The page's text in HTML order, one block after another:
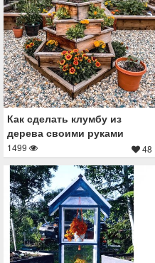
Как сделать клумбу из
дерева своими руками
1499 48